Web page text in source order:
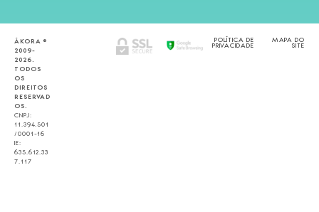
ÁKORA ©
2009-
2026.
TODOS
OS
DIREITOS
RESERVAD
OS.
CNPJ:
11.394.501
/0001-16
IE:
635.612.33
7.117
POLÍTICA DE
PRIVACIDADE
MAPA DO
SITE